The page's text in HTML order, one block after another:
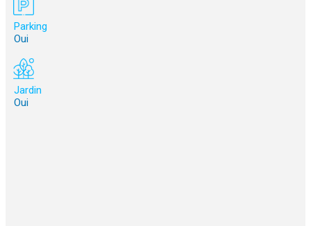
Parking
Oui
Jardin
Oui